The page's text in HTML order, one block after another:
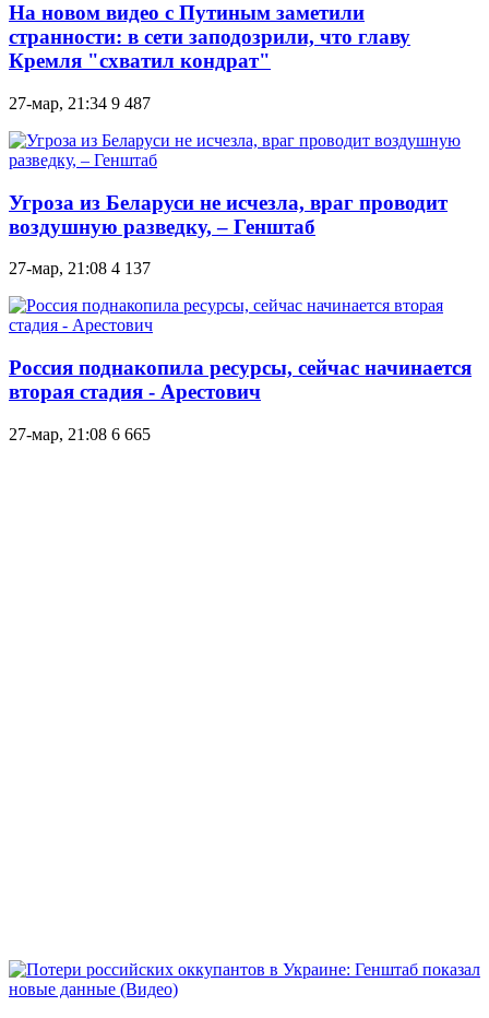
На новом видео с Путиным заметили
странности: в сети заподозрили, что главу
Кремля "схватил кондрат"
27-мар, 21:34 9 487
Угроза из Беларуси не исчезла, враг проводит
воздушную разведку, – Генштаб
27-мар, 21:08 4 137
Россия поднакопила ресурсы, сейчас начинается
вторая стадия - Арестович
27-мар, 21:08 6 665